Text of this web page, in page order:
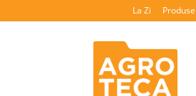
La Zi Produse